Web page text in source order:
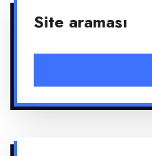
Site araması